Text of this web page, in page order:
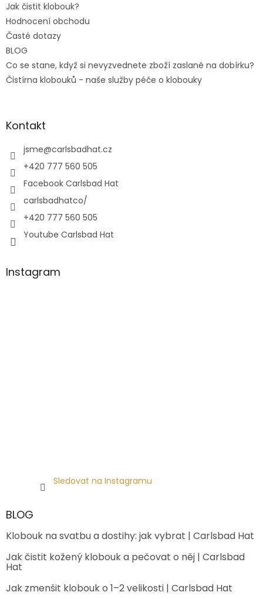
Jak čistit klobouk?
Hodnocení obchodu
Časté dotazy
BLOG
Co se stane, když si nevyzvednete zboží zaslané na dobírku?
Čistírna klobouků - naše služby péče o klobouky
Kontakt
jsme@carlsbadhat.cz
+420 777 560 505
Facebook Carlsbad Hat
carlsbadhatco/
+420 777 560 505
Youtube Carlsbad Hat
Instagram
Sledovat na Instagramu
BLOG
Klobouk na svatbu a dostihy: jak vybrat | Carlsbad Hat
Jak čistit kožený klobouk a pečovat o něj | Carlsbad
Hat
Jak zmenšit klobouk o 1–2 velikosti | Carlsbad Hat